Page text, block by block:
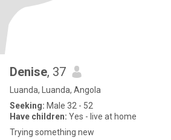
Denise, 37
Luanda, Luanda, Angola
Seeking: Male 32 - 52
Have children: Yes - live at home
Trying something new